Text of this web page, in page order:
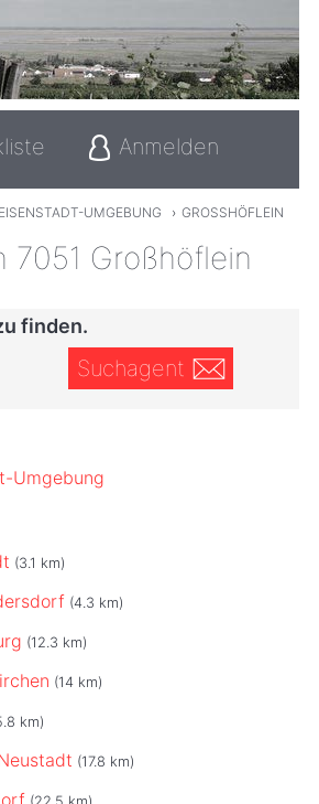
Anmelden
EISENSTADT-UMGEBUNG › GROSSHÖFLEIN
Großhöflein
finden.
Suchagent
Umgebung
(3.1 km)
(4.3 km)
(12.3 km)
(14 km)
km)
(17.8 km)